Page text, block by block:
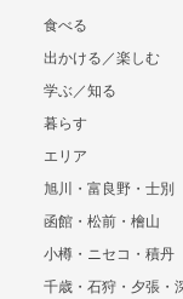
食べる
出かける／楽しむ
学ぶ／知る
暮らす
エリア
旭川・富良野・士別
函館・松前・檜山
小樽・ニセコ・積丹
千歳・石狩・夕張・